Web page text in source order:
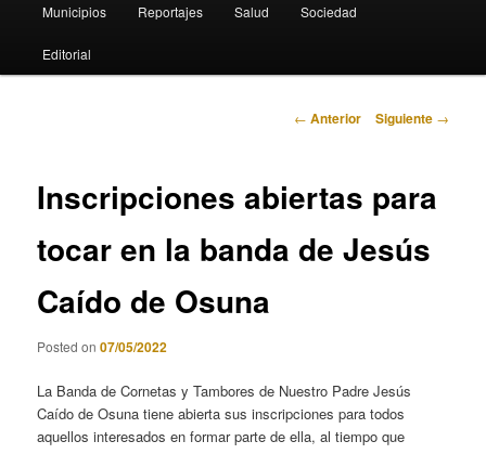
Municipios Reportajes Salud Sociedad
Editorial
Navegación
← Anterior Siguiente →
Inscripciones abiertas para
tocar en la banda de Jesús
Caído de Osuna
Posted on07/05/2022
La Banda de Cornetas y Tambores de Nuestro Padre Jesús
Caído de Osuna tiene abierta sus inscripciones para todos
aquellos interesados en formar parte de ella, al tiempo que